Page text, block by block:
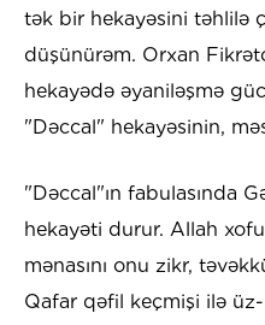
tək bir hekayəsini təhlilə
düşünürəm. Orxan
hekayədə əyaniləşmə
"Dəccal" hekayəsinin,
"Dəccal"ın fabulasında
hekayəti durur. Allah
mənasını onu zikr,
Qafar qəfil keçmişi ilə